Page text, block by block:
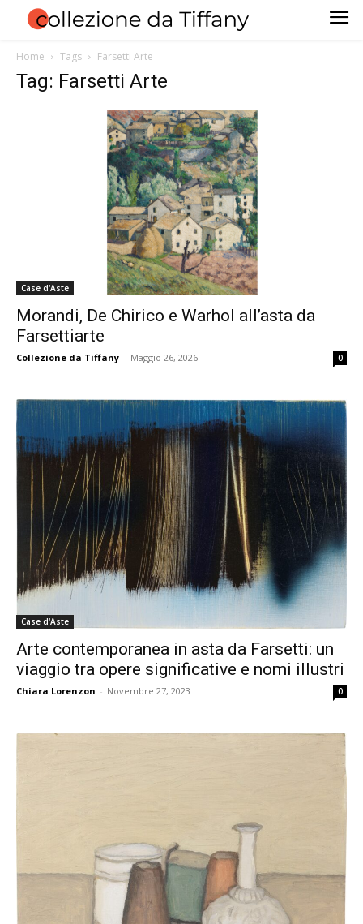
Home Tags Farsetti Arte
Tag: Farsetti Arte
Case d'Aste
Morandi, De Chirico e Warhol all’asta da
Farsettiarte
Collezione da Tiffany - Maggio 26, 2026 0
Case d'Aste
Arte contemporanea in asta da Farsetti: un
viaggio tra opere significative e nomi illustri
Chiara Lorenzon - Novembre 27, 2023 0